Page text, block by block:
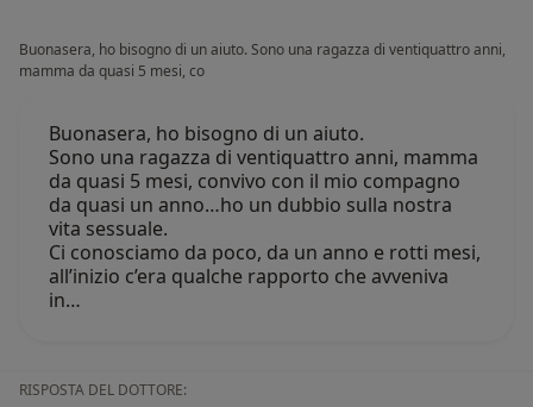
Buonasera, ho bisogno di un aiuto. Sono una ragazza di ventiquattro anni,
mamma da quasi 5 mesi, co
Buonasera, ho bisogno di un aiuto.
Sono una ragazza di ventiquattro anni, mamma
da quasi 5 mesi, convivo con il mio compagno
da quasi un anno…ho un dubbio sulla nostra
vita sessuale.
Ci conosciamo da poco, da un anno e rotti mesi,
all’inizio c’era qualche rapporto che avveniva
in…
RISPOSTA DEL DOTTORE: